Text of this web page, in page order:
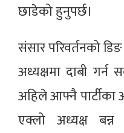
छाडेको हुनुपर्छ।
संसार परिवर्तनको
अध्यक्षमा दाबी
अहिले आफ्नै पार्टीका
एक्लो अध्यक्ष